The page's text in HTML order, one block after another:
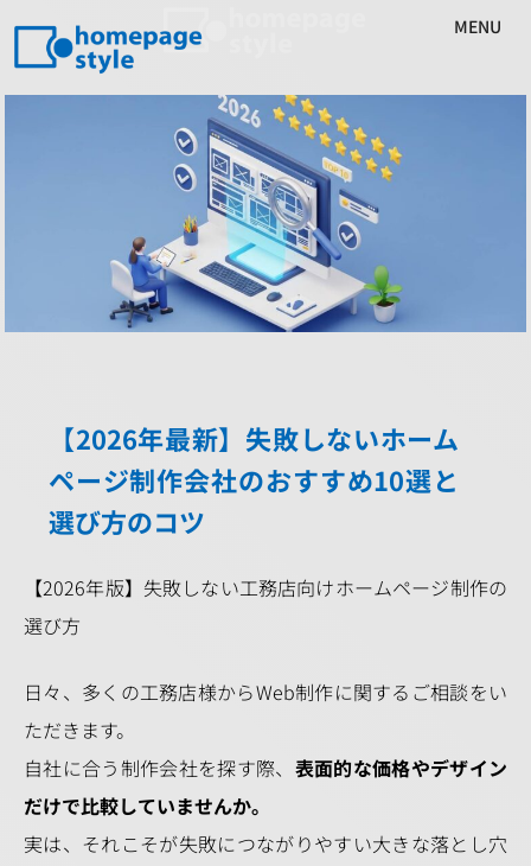
MENU
【2026年最新】失敗しないホーム
ページ制作会社のおすすめ10選と
選び方のコツ
【2026年版】失敗しない工務店向けホームページ制作の
選び方
日々、多くの工務店様からWeb制作に関するご相談をい
ただきます。
自社に合う制作会社を探す際、 表面的な価格やデザイン
だけで比較していませんか。
実は、それこそが失敗につながりやすい大きな落とし穴